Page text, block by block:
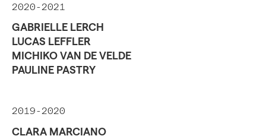
2020-2021
GABRIELLE LERCH
LUCAS LEFFLER
MICHIKO VAN DE VELDE
PAULINE PASTRY
2019-2020
CLARA MARCIANO